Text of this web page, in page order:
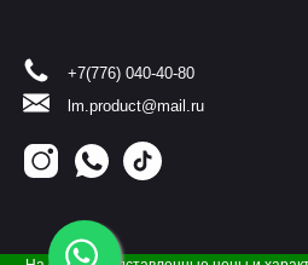
+7(776) 040-40-80
lm.product@mail.ru